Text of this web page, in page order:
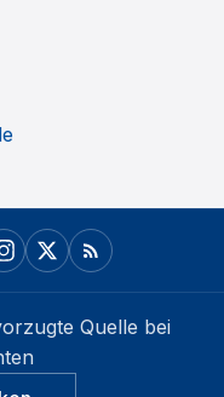
Quelle bei